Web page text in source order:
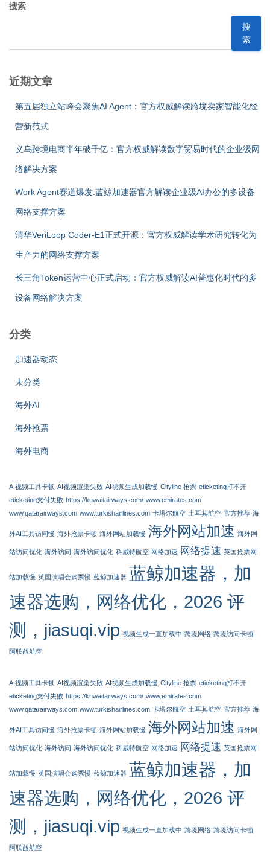
搜索
搜
索
近期文章
第五届独立站峰会聚焦AI Agent：官方权威解读跨境卖家智能化经
营新范式
义乌跨境电商半年破千亿：官方权威解读数字贸易时代的企业级网
络解决方案
Work Agent赛道爆发:蓝鲸加速器官方解读企业级AI办公的多设备
网络支撑方案
清华VeriLoop Coder-E1正式开源：官方权威解读学术研究转化为
生产力的网络支撑方案
长三角Token运营中心正式启动：官方权威解读AI普惠化时代的多
设备网络解决方案
分类
加速器动态
未分类
海外AI
海外抢票
海外电商
AI视频工具卡顿 AI视频渲染失败 AI视频生成加载慢 Cityline 抢票 eticketing打不开
eticketing支付失败 https://kuwaitairways.com/ www.emirates.com
www.qatarairways.com www.turkishairlines.com 卡塔尔航空 土耳其航空 官方推荐 海
外AI工具访问慢 海外抢票卡顿 海外网站加载慢 海外网站加速 海外网
站访问优化 海外访问 海外访问优化 科威特航空 网络加速 网络提速 英国抢票网
站加载慢 英国演唱会购票慢 蓝鲸加速器 蓝鲸加速器，加
速器选购，网络优化，2026 评
测，jiasuqi.vip 视频生成一直加载中 跨境网络 跨境访问卡顿
阿联酋航空
AI视频工具卡顿 AI视频渲染失败 AI视频生成加载慢 Cityline 抢票 eticketing打不开
eticketing支付失败 https://kuwaitairways.com/ www.emirates.com
www.qatarairways.com www.turkishairlines.com 卡塔尔航空 土耳其航空 官方推荐 海
外AI工具访问慢 海外抢票卡顿 海外网站加载慢 海外网站加速 海外网
站访问优化 海外访问 海外访问优化 科威特航空 网络加速 网络提速 英国抢票网
站加载慢 英国演唱会购票慢 蓝鲸加速器 蓝鲸加速器，加
速器选购，网络优化，2026 评
测，jiasuqi.vip 视频生成一直加载中 跨境网络 跨境访问卡顿
阿联酋航空